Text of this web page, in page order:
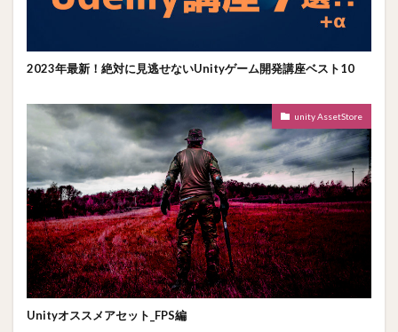
2023年最新！絶対に見逃せないUnityゲーム開発講座ベスト10
unity AssetStore
Unityオススメアセット_FPS編